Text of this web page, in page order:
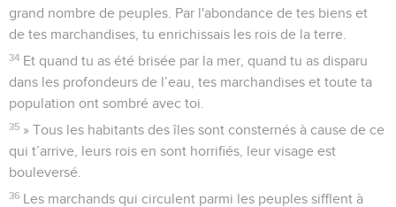
grand nombre de peuples. Par l'abondance de tes biens et
de tes marchandises, tu enrichissais les rois de la terre.
34 Et quand tu as été brisée par la mer, quand tu as disparu
dans les profondeurs de l’eau, tes marchandises et toute ta
population ont sombré avec toi.
35 » Tous les habitants des îles sont consternés à cause de ce
qui t’arrive, leurs rois en sont horrifiés, leur visage est
bouleversé.
36 Les marchands qui circulent parmi les peuples sifflent à